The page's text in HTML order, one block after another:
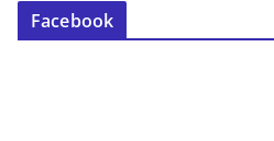
Facebook